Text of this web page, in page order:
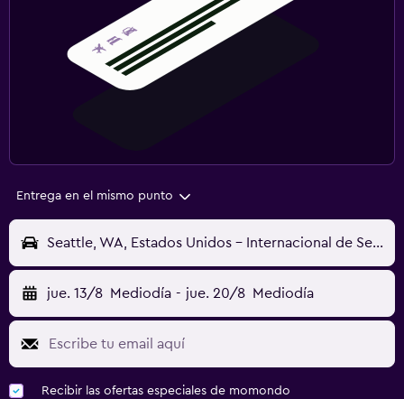
Entrega en el mismo punto
Seattle, WA, Estados Unidos - Internacional de Seattle-Tacoma (SEA)
jue. 13/8 Mediodía - jue. 20/8 Mediodía
Recibir las ofertas especiales de momondo